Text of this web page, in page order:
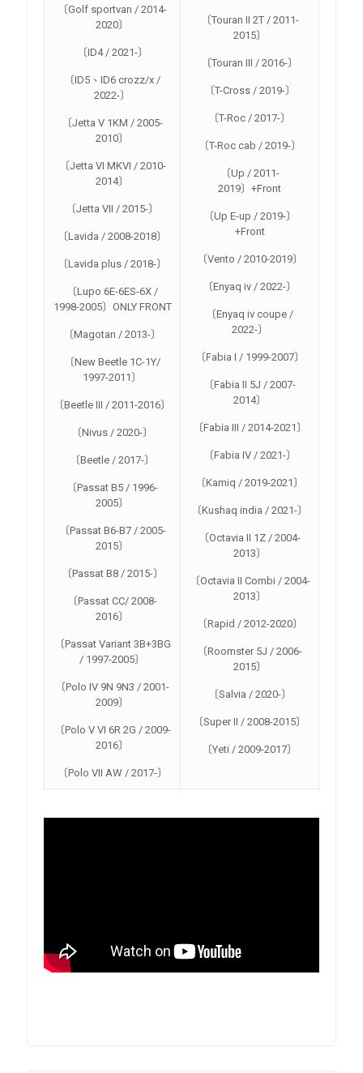
〔Golf sportvan / 2014-
2020〕
〔ID4 / 2021-〕
〔ID5、ID6 crozz/x /
2022-〕
〔Jetta V 1KM / 2005-
2010〕
〔Jetta VI MKVI / 2010-
2014〕
〔Jetta VII / 2015-〕
〔Lavida / 2008-2018〕
〔Lavida plus / 2018-〕
〔Lupo 6E-6ES-6X /
1998-2005〕ONLY FRONT
〔Magotan / 2013-〕
〔New Beetle 1C-1Y/
1997-2011〕
〔Beetle III / 2011-2016〕
〔Nivus / 2020-〕
〔Beetle / 2017-〕
〔Passat B5 / 1996-
2005〕
〔Passat B6-B7 / 2005-
2015〕
〔Passat B8 / 2015-〕
〔Passat CC/ 2008-
2016〕
〔Passat Variant 3B+3BG
/ 1997-2005〕
〔Polo IV 9N 9N3 / 2001-
2009〕
〔Polo V VI 6R 2G / 2009-
2016〕
〔Polo VII AW / 2017-〕
〔Touran II 2T / 2011-
2015〕
〔Touran III / 2016-〕
〔T-Cross / 2019-〕
〔T-Roc / 2017-〕
〔T-Roc cab / 2019-〕
〔Up / 2011-
2019〕+Front
〔Up E-up / 2019-〕
+Front
〔Vento / 2010-2019〕
〔Enyaq iv / 2022-〕
〔Enyaq iv coupe /
2022-〕
〔Fabia I / 1999-2007〕
〔Fabia II 5J / 2007-
2014〕
〔Fabia III / 2014-2021〕
〔Fabia IV / 2021-〕
〔Kamiq / 2019-2021〕
〔Kushaq india / 2021-〕
〔Octavia II 1Z / 2004-
2013〕
〔Octavia II Combi / 2004-
2013〕
〔Rapid / 2012-2020〕
〔Roomster 5J / 2006-
2015〕
〔Salvia / 2020-〕
〔Super II / 2008-2015〕
〔Yeti / 2009-2017〕